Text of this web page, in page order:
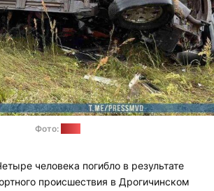
Фото:
человека погибло в результате
происшествия в Дрогичинском